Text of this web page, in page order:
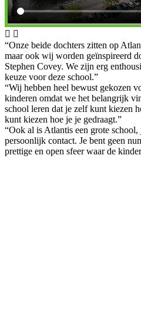
 
“Onze beide dochters zitten op
maar ook wij worden geïnspireerd
Stephen Covey. We zijn erg
keuze voor deze school.”
“Wij hebben heel bewust gekozen
kinderen omdat we het belangrijk
school leren dat je zelf kunt kiezen
kunt kiezen hoe je je gedraagt.”
“Ook al is Atlantis een grote school,
persoonlijk contact. Je bent geen
prettige en open sfeer waar de